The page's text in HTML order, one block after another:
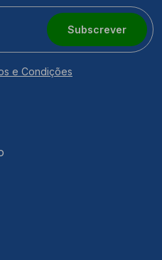
Subscrever
e Condições